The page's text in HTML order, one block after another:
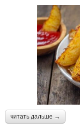
читать дальше →